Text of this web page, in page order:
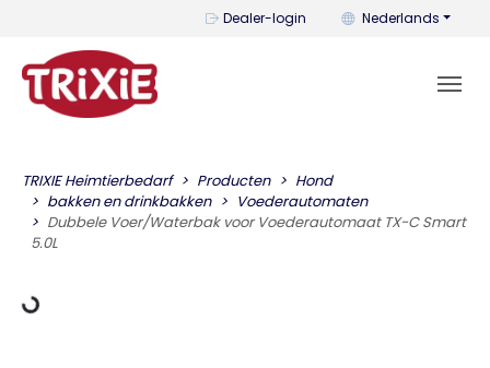
Dealer-login U kunt de taal
Nederlands
TRIXIE Heimtierbedarf Producten
Hond
bakken en drinkbakken
Voederautomaten
Dubbele Voer/Waterbak voor Voederautomaat TX-C Smart
5.0L
laden